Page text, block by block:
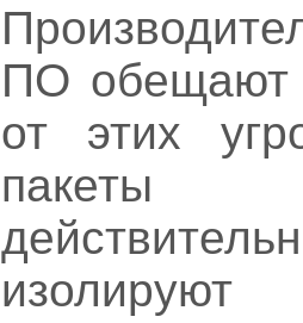
ПО обещают
от этих
пакеты